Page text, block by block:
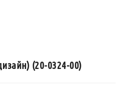
(20-0324-00)